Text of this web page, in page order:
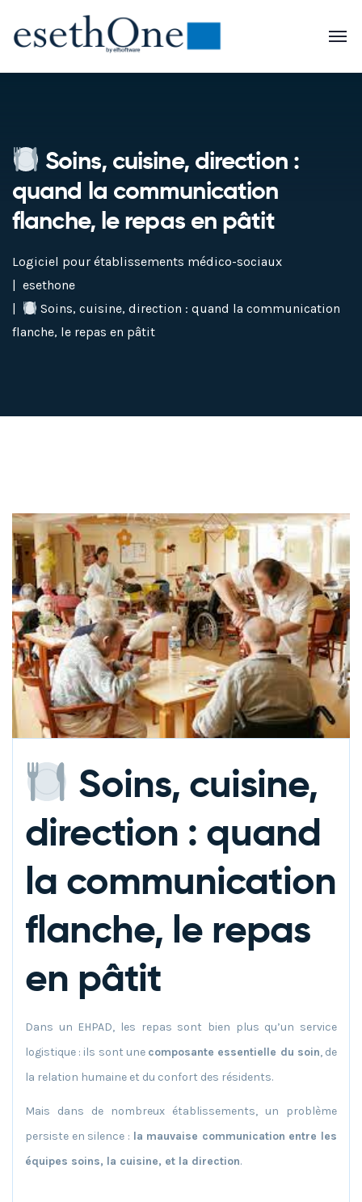
Soins, cuisine, direction :
quand la communication
flanche, le repas en pâtit
Logiciel pour établissements médico-sociaux
esethone
Soins, cuisine, direction : quand la communication
flanche, le repas en pâtit
Soins, cuisine,
direction : quand
la communication
flanche, le repas
en pâtit
Dans un EHPAD, les repas sont bien plus qu’un service
logistique : ils sont une composante essentielle du soin, de
la relation humaine et du confort des résidents.
Mais dans de nombreux établissements, un problème
persiste en silence : la mauvaise communication entre les
équipes soins, la cuisine, et la direction.